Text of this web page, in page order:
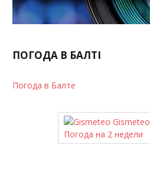
ПОГОДА В БАЛТІ
Погода в Балте
Gismeteo
Погода на 2 недели